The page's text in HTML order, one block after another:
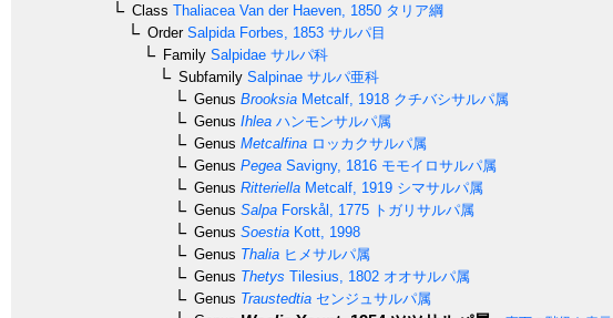
Class Thaliacea Van der Haeven, 1850 タリア綱
OrderSalpida Forbes, 1853 サルパ目
Family Salpidae サルパ科
Subfamily Salpinae サルパ亜科
Genus Brooksia Metcalf, 1918 クチバシサルパ属
Genus Ihlea ハンモンサルパ属
Genus Metcalfina ロッカクサルパ属
Genus Pegea Savigny, 1816 モモイロサルパ属
Genus Ritteriella Metcalf, 1919 シマサルパ属
Genus Salpa Forskål, 1775 トガリサルパ属
Genus Soestia Kott, 1998
Genus Thalia ヒメサルパ属
Genus Thetys Tilesius, 1802 オオサルパ属
Genus Traustedtia センジュサルパ属